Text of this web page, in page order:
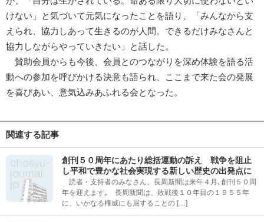
けない」と気づいて元気になったことを語り、「みんなから支
えられ、協力しあって生きるのが人間。できるだけみなさんと
協力しながらやっていきたい」と話した。
賛助会員からも今後、会員とのつながりを深め体験を語る活
動への参加を呼びかける決意も語られ、ここまで来た会の発展
を喜びあい、意気込みあふれる会となった。
関連する記事
創刊５０周年にあたり総括運動の訴え 戦争を阻止
し平和で豊かな社会実現する新しい歴史の出発点に
読者・支持者のみなさん。長周新聞は来年４月､創刊５０周
年を迎えます｡ 長周新聞は、敗戦後１０年目の１９５５年
に、いかなる権威にも屈することの […]